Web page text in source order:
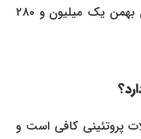
قیمت هر کیلوگرم گوشت قرمز در میدان بهمن یک میلیون و ۲۸۰
پروتئینی کافی است و